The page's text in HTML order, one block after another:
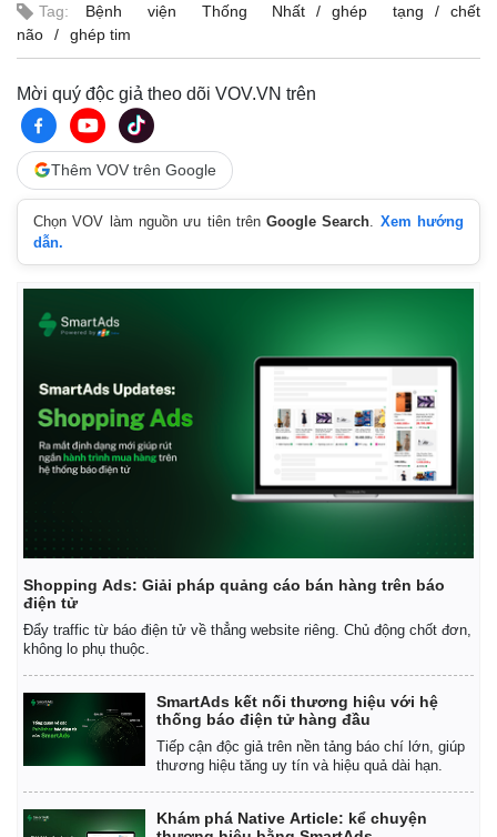
Kinh tế
Thị trường
Tag: Bệnh viện Thống Nhất ghép tạng
chết
não
ghép tim
Mời quý độc giả theo dõi VOV.VN trên
Thêm VOV trên Google
Chọn VOV làm nguồn ưu tiên trênGoogle Search
Xem hướng
dẫn.
Shopping Ads: Giải pháp quảng cáo bán hàng trên báo
điện tử
Đẩy traffic từ báo điện tử về thẳng website riêng. Chủ động chốt đơn,
không lo phụ thuộc.
SmartAds kết nối thương hiệu với hệ
thống báo điện tử hàng đầu
Tiếp cận độc giả trên nền tảng báo chí lớn, giúp
thương hiệu tăng uy tín và hiệu quả dài hạn.
Khám phá Native Article: kể chuyện